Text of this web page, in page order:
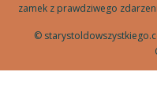
zamek z prawdziwego
©